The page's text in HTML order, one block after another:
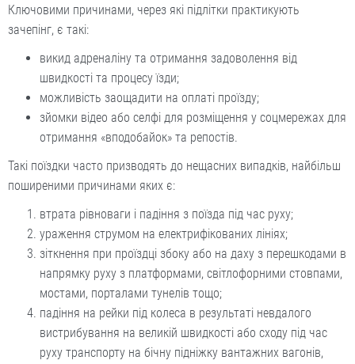
Ключовими причинами, через які підлітки практикують
зачепінг, є такі:
викид адреналіну та отримання задоволення від
швидкості та процесу їзди;
можливість заощадити на оплаті проїзду;
зйомки відео або селфі для розміщення у соцмережах для
отримання «вподобайок» та репостів.
Такі поїздки часто призводять до нещасних випадків, найбільш
поширеними причинами яких є:
втрата рівноваги і падіння з поїзда під час руху;
ураження струмом на електрифікованих лініях;
зіткнення при проїздці збоку або на даху з перешкодами в
напрямку руху з платформами, світлофорними стовпами,
мостами, порталами тунелів тощо;
падіння на рейки під колеса в результаті невдалого
вистрибування на великій швидкості або сходу під час
руху транспорту на бічну підніжку вантажних вагонів,